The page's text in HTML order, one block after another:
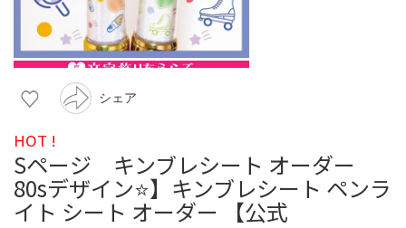
シェア
HOT !
Sページ キンブレシート オーダー
80sデザイン⭐️】キンブレシート ペンラ
イト シート オーダー 【公式